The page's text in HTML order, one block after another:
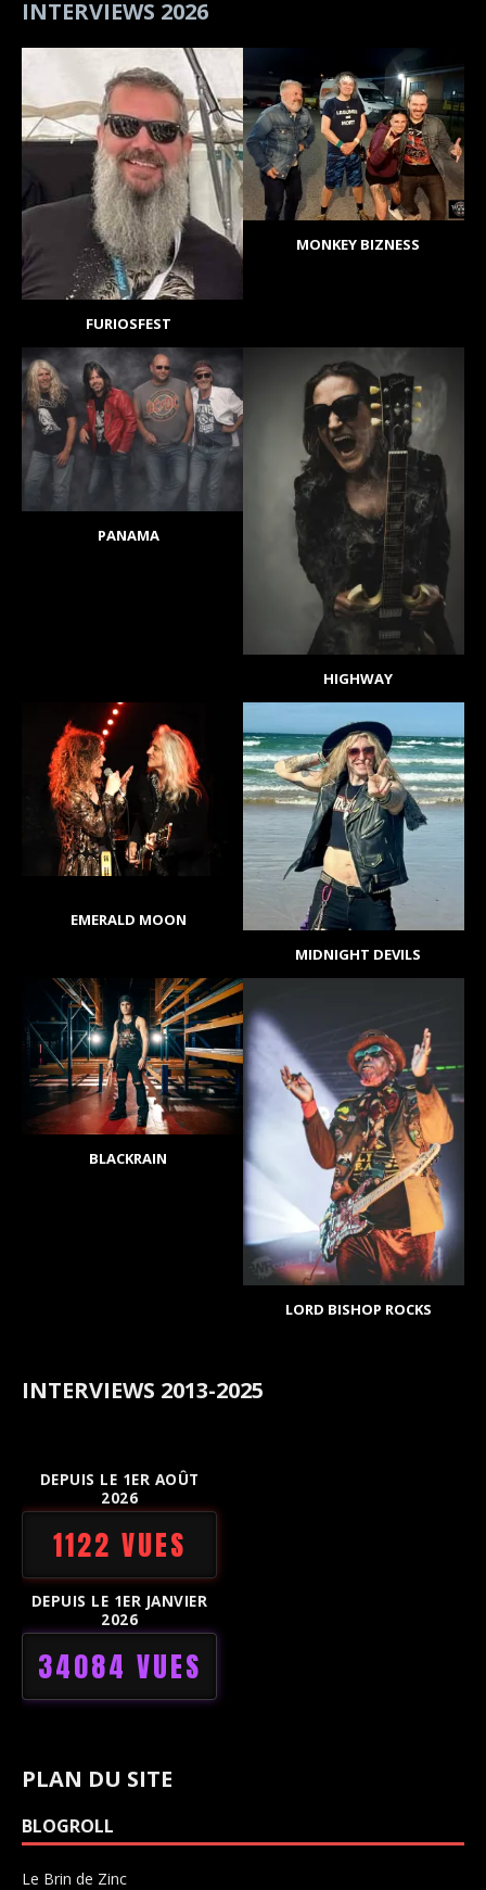
INTERVIEWS 2026
FURIOSFEST
MONKEY BIZNESS
PANAMA
HIGHWAY
EMERALD MOON
MIDNIGHT DEVILS
BLACKRAIN
LORD BISHOP ROCKS
INTERVIEWS 2013-2025
DEPUIS LE 1ER AOÛT
2026
1122 VUES
DEPUIS LE 1ER JANVIER
2026
34084 VUES
PLAN DU SITE
BLOGROLL
Le Brin de Zinc